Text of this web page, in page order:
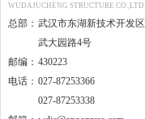
WUDAJUCHENG STRUCTURE CO.,LTD
总部： 武汉市东湖新技术开发区
武大园路4号
邮编： 430223
电话： 027-87253366
027-87253338